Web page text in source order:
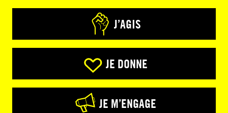
J’AGIS
JE DONNE
JE M’ENGAGE